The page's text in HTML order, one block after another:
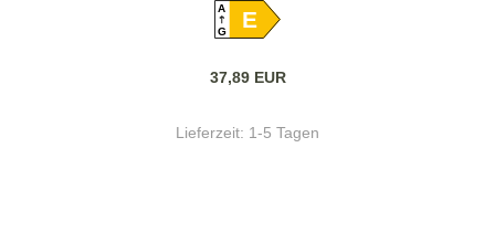
A
GE
37,89 EUR
Lieferzeit: 1-5 Tagen